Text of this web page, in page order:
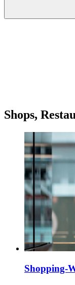
Shops,
Shopping-